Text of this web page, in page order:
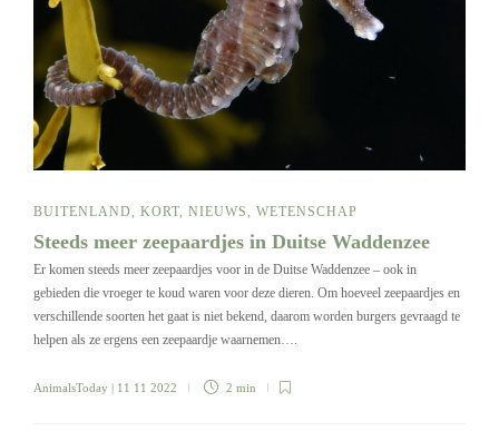
BUITENLAND, KORT, NIEUWS, WETENSCHAP
Steeds meer zeepaardjes in Duitse Waddenzee
Er komen steeds meer zeepaardjes voor in de Duitse Waddenzee – ook in
gebieden die vroeger te koud waren voor deze dieren. Om hoeveel zeepaardjes en
verschillende soorten het gaat is niet bekend, daarom worden burgers gevraagd te
helpen als ze ergens een zeepaardje waarnemen….
AnimalsToday | 11 11 2022 2 min